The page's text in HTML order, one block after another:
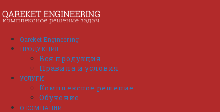
к
содержимому
Qareket Engineering
ПРОДУКЦИЯ
Вся продукция
Правила и условия
УСЛУГИ
Комплексное решение
Обучение
О КОМПАНИИ